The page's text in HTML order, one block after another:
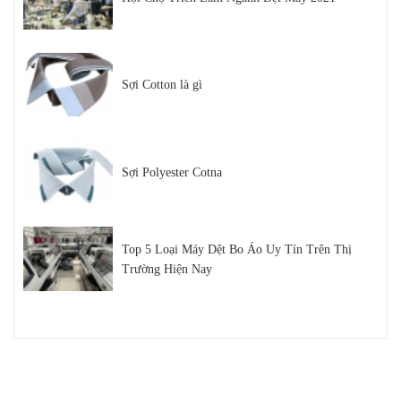
Sợi Cotton là gì
Sợi Polyester Cotna
Top 5 Loại Máy Dệt Bo Áo Uy Tín Trên Thị
Trường Hiện Nay